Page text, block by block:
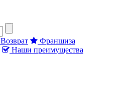
Возврат
Франшиза
Наши преимущества